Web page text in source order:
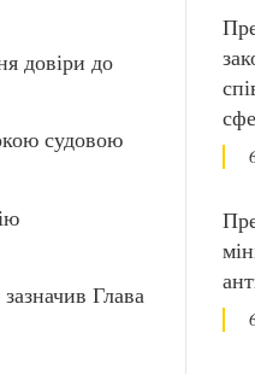
довіри до
судовою
Глава